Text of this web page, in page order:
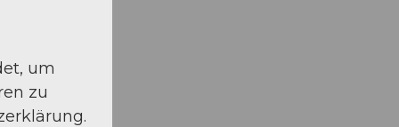
um
zu